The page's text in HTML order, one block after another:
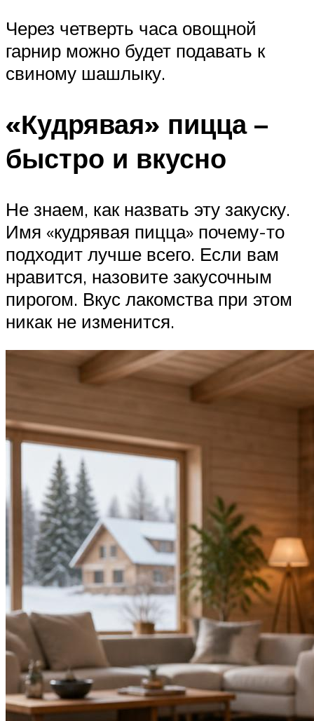
Через четверть часа овощной
гарнир можно будет подавать к
свиному шашлыку.
«Кудрявая» пицца –
быстро и вкусно
Не знаем, как назвать эту закуску.
Имя «кудрявая пицца» почему-то
подходит лучше всего. Если вам
нравится, назовите закусочным
пирогом. Вкус лакомства при этом
никак не изменится.